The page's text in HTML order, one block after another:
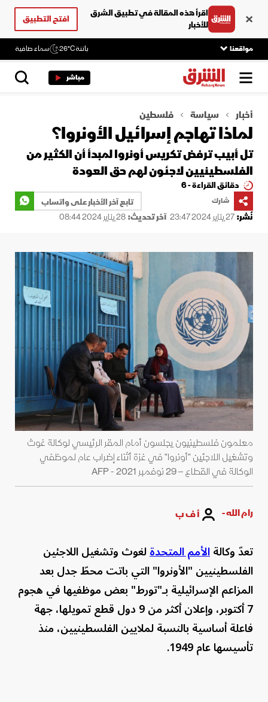
اقرأ هذه المقالة في تطبيق الشرق
للأخبار
افتح التطبيق
مواقعنا باتنة26°C سماء صافية
مباشر
أخبار سياسة فلسطين
لماذا تهاجم إسرائيل الأونروا؟
تل أبيب ترفض تكريس أونروا لمبدأ أن الكثير من
الفلسطينيين لاجئون لهم حق العودة
دقائق القراءة - 6
شارك
تابع آخر الأخبار على واتساب
نُشر:27 يناير 2024 23:47 آخر تحديث:28 يناير 2024 08:44
معلمون فلسطينيون يجلسون أمام المقر الرئيسي لوكالة غوث
وتشغيل اللاجئين "أونروا" في غزة أثناء إضراب عام لموظفي
الوكالة في القطاع – 29 نوفمبر 2021 - AFP
رام الله - أ ف ب
تعدّ وكالةالأمم المتحدةلغوث وتشغيل اللاجئين
الفلسطينيين "الأونروا" التي باتت محطّ جدل بعد
المزاعم الإسرائيلية بـ"تورط" بعض موظفيها في هجوم
7 أكتوبر، وإعلان أكثر من 9 دول قطع تمويلها، جهة
فاعلة أساسية بالنسبة لملايين الفلسطينيين، منذ
تأسيسها عام 1949.